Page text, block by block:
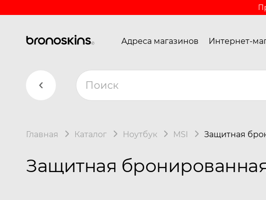
Адреса магазинов Интернет-
Главная Каталог Ноутбук MSI Защитная
Защитная